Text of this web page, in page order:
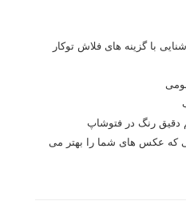
با گزینه های فلاش توکار
که عکس های شما را بهتر می